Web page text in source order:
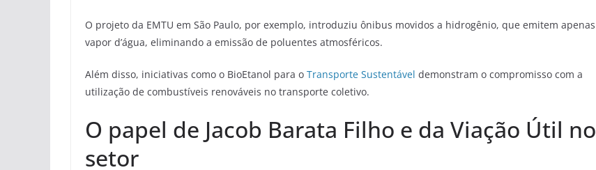
O projeto da EMTU em São Paulo, por exemplo, introduziu ônibus movidos a hidrogênio, que emitem apenas
vapor d’água, eliminando a emissão de poluentes atmosféricos.
Além disso, iniciativas como o BioEtanol para o Transporte Sustentável demonstram o compromisso com a
utilização de combustíveis renováveis no transporte coletivo.
O papel de Jacob Barata Filho e da Viação Útil no
setor